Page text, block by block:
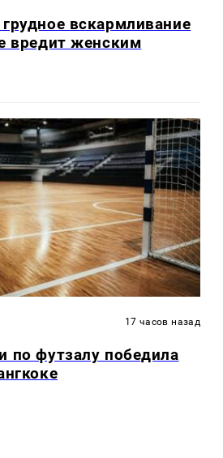
вскармливание
вредит женским
17 часов назад
по футзалу победила